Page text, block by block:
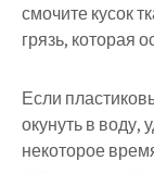
смочите кусок
грязь, которая
Если
окунуть в воду,
некоторое